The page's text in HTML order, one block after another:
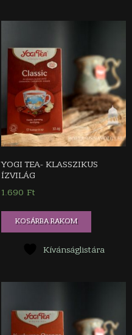
YOGI TEA- KLASSZIKUS
ÍZVILÁG
1.690 Ft
KOSÁRBA RAKOM
Kívánságlistára